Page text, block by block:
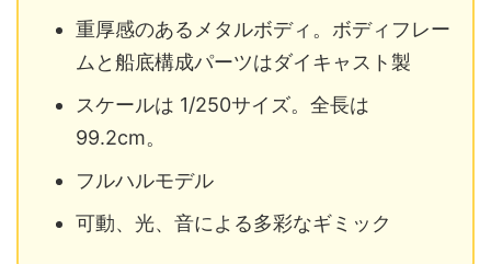
重厚感のあるメタルボディ。ボディフレー
ムと船底構成パーツはダイキャスト製
スケールは 1/250サイズ。全長は
99.2cm。
フルハルモデル
可動、光、音による多彩なギミック